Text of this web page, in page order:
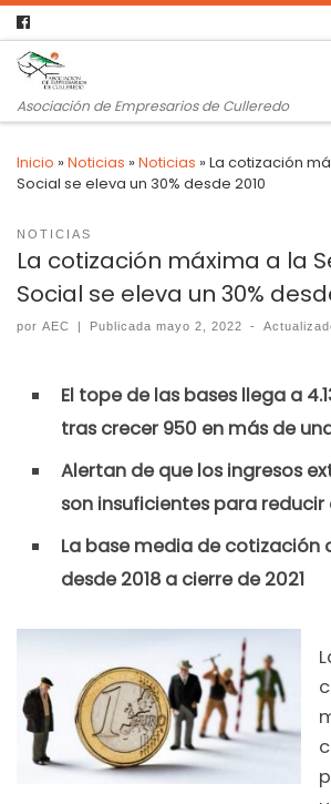
Asociación de Empresarios de Culleredo
Inicio »Noticias »Noticias »La cotización
Social se eleva un 30% desde 2010
NOTICIAS
La cotización máxima a la
Social se eleva un 30%
por AEC | Publicadamayo 2, 2022 -
El tope de las bases llega a
tras crecer 950 en más de
Alertan de que los ingresos
son insuficientes para
La base media de cotización
desde 2018 a cierre de 2021